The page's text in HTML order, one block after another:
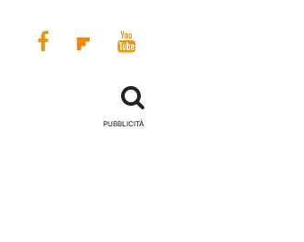
PUBBLICITÀ